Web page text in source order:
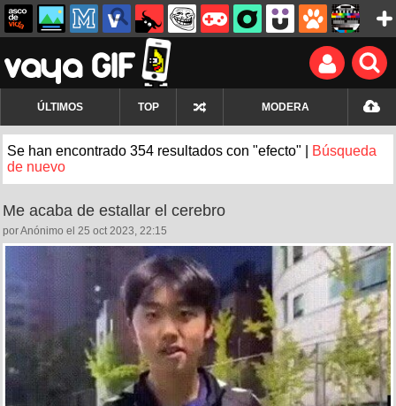
ÚLTIMOS TOP MODERA
Se han encontrado 354 resultados con "efecto" |
Búsqueda
de nuevo
Me acaba de estallar el cerebro
por Anónimo el 25 oct 2023, 22:15